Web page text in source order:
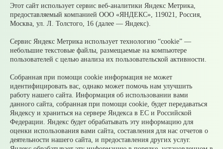
Номер телефона редакции
+7(34368)7-56-27
Учредитель издания
с общественностью муниципального округа Среднеуральск»
Зарегистрирован
Федеральной службой по надзору в сфере связи,
(Роскомнадзор) 10 июня 2022 г.
Возрастной ценз
12+
Этот сайт использует сервис веб-аналитики Яндекс Метрика,
предоставляемый компанией ООО «ЯНДЕКС», 119021, Россия,
Москва, ул. Л. Толстого, 16 (далее — Яндекс).
Сервис Яндекс Метрика использует технологию “cookie” —
небольшие текстовые файлы, размещаемые на компьютере
пользователей с целью анализа их пользовательской активности.
Собранная при помощи cookie информация не может
идентифицировать вас, однако может помочь нам улучшить
работу нашего сайта. Информация об использовании вами
данного сайта, собранная при помощи cookie, будет передаваться
Яндексу и храниться на сервере Яндекса в ЕС и Российской
Федерации. Яндекс будет обрабатывать эту информацию для
оценки использования вами сайта, составления для нас отчетов о
деятельности нашего сайта, и предоставления других услуг.
© 2026 Официальный сайт Муниципального округа
Среднеуральск Свердловской области
Карта сайта Архив